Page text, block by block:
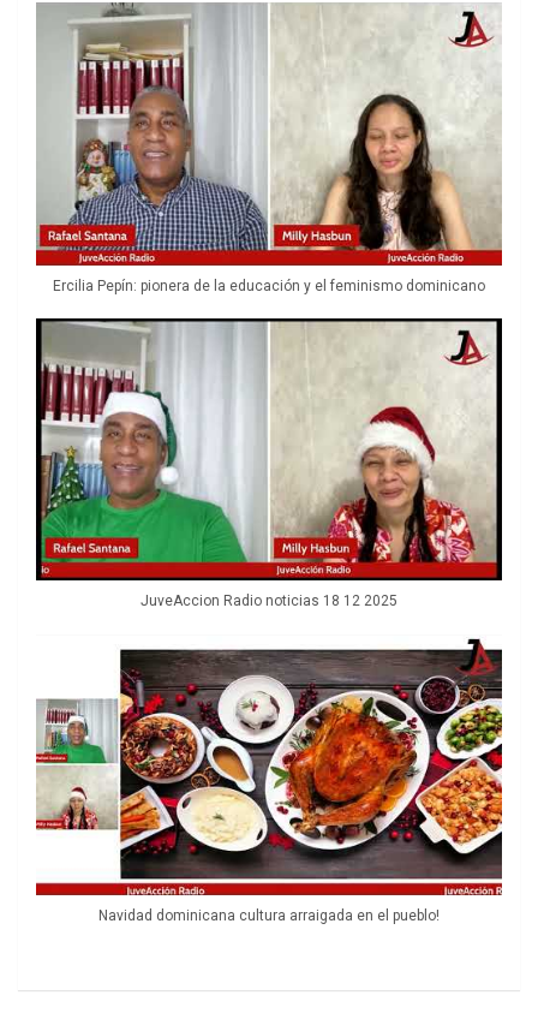
Ercilia Pepín: pionera de la educación y el feminismo dominicano
JuveAccion Radio noticias 18 12 2025
Navidad dominicana cultura arraigada en el pueblo!